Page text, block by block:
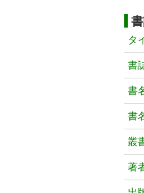
タ
書
書
書
叢
著